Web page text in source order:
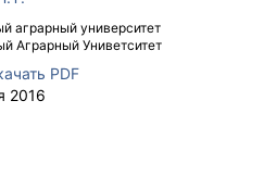
аграрный университет
Аграрный Униветситет
PDF
2016